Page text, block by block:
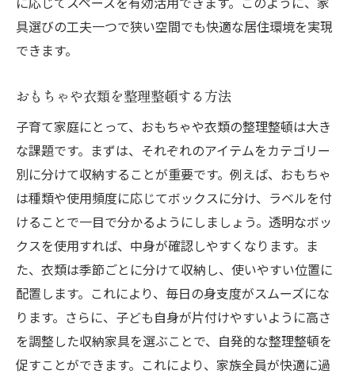
具選びの工夫一つで狭い空間でも快適な居住環境を実現
できます。
おもちゃや衣類を整理整頓する方法
子育て家庭にとって、おもちゃや衣類の整理整頓は大き
な課題です。まずは、それぞれのアイテムをカテゴリー
別に分けて収納することが重要です。例えば、おもちゃ
は種類や使用頻度に応じてボックスに分け、ラベルを付
けることで一目で分かるようにしましょう。透明なボッ
クスを使用すれば、中身が確認しやすくなります。ま
た、衣類は季節ごとに分けて収納し、使いやすい位置に
配置します。これにより、毎日の身支度がスムーズにな
ります。さらに、子ども自身が片付けやすいように高さ
を調整した収納家具を選ぶことで、自発的な整理整頓を
促すことができます。これにより、家族全員が快適に過